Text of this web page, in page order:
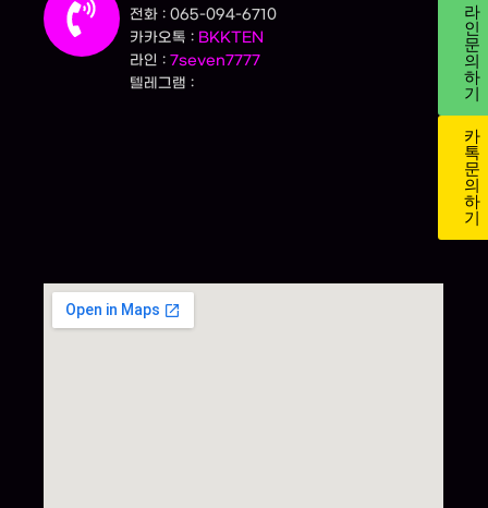
전화 : 065-094-6710
카카오톡 : BKKTEN
라인 :7seven7777
텔레그램 :
라
인
문
의
하
기
카
톡
문
의
하
기